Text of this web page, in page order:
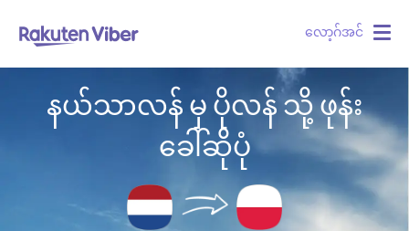
လော့ဂ်အင်
နယ်သာလန် မှ ပိုလန် သို့ ဖုန်း
ခေါ်ဆိုပုံ